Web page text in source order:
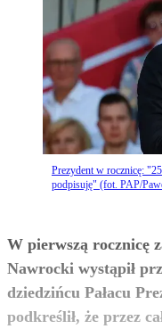
Prezydent w rocznicę:
podpisuję" (fot. PAP/
W pierwszą rocznicę
Nawrocki wystąpił
dziedzińcu Pałacu
podkreślił, że przez